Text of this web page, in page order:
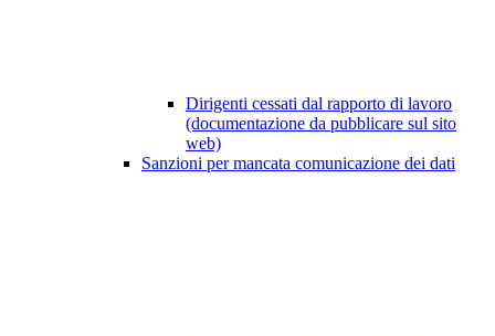
Dirigenti cessati dal rapporto di lavoro
(documentazione da pubblicare sul sito
web)
Sanzioni per mancata comunicazione dei dati